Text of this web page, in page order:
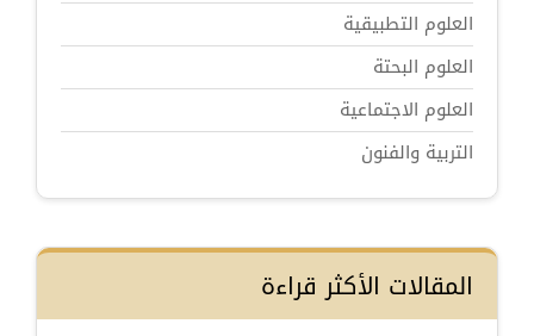
العلوم التطبيقية
العلوم البحتة
العلوم الاجتماعية
التربية والفنون
المقالات الأكثر قراءة